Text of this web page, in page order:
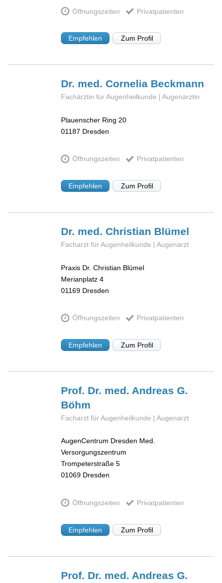
Öffnungszeiten Privatpatienten
Empfehlen Zum Profil
Dr. med. Cornelia Beckmann
Fachärztin für Augenheilkunde | Augenärztin
Plauenscher Ring 20
01187 Dresden
Öffnungszeiten Privatpatienten
Empfehlen Zum Profil
Dr. med. Christian Blümel
Facharzt für Augenheilkunde | Augenarzt
Praxis Dr. Christian Blümel
Merianplatz 4
01169 Dresden
Öffnungszeiten Privatpatienten
Empfehlen Zum Profil
Prof. Dr. med. Andreas G.
Böhm
Facharzt für Augenheilkunde | Augenarzt
AugenCentrum Dresden Med.
Versorgungszentrum
Trompeterstraße 5
01069 Dresden
Öffnungszeiten Privatpatienten
Empfehlen Zum Profil
Prof. Dr. med. Andreas G.